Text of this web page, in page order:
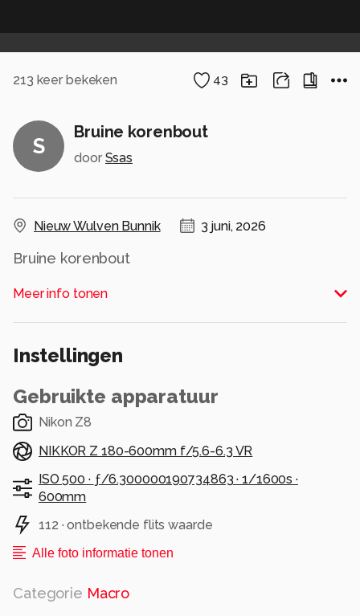
213 keer bekeken 43
S
Bruine korenbout
door Ssas
Nieuw Wulven Bunnik 3 juni, 2026
Bruine korenbout
Alle rechten voorbehouden
Meer info tonen
Instellingen
Gebruikte apparatuur
Nikon Z8
NIKKOR Z 180-600mm f/5.6-6.3 VR
ISO 500 · ƒ/6.300000190734863 ·1/1600s ·
600mm
112 · ontbekende flits waarde
Alle foto informatie tonen
Categorie Macro